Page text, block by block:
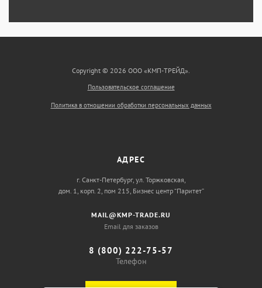
Copyright © 2026 ООО «КМП-ТРЕЙД».
Пользовательское соглашение
Политика в отношении обработки персональных данных
АДРЕС
г. Санкт-Петербург, ул. Торжковская,
дом. 1, корп. 2, пом 215, Бизнес центр “Паритет”
MAIL@KMP-TRADE.RU
Email для заказов
8 (800) 222-75-57
Телефон